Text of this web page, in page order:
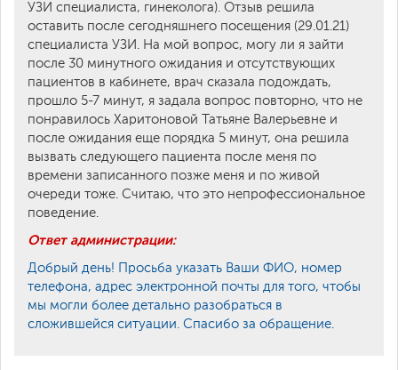
УЗИ специалиста, гинеколога). Отзыв решила
оставить после сегодняшнего посещения (29.01.21)
специалиста УЗИ. На мой вопрос, могу ли я зайти
после 30 минутного ожидания и отсутствующих
пациентов в кабинете, врач сказала подождать,
прошло 5-7 минут, я задала вопрос повторно, что не
понравилось Харитоновой Татьяне Валерьевне и
после ожидания еще порядка 5 минут, она решила
вызвать следующего пациента после меня по
времени записанного позже меня и по живой
очереди тоже. Считаю, что это непрофессиональное
поведение.
Ответ администрации:
Добрый день! Просьба указать Ваши ФИО, номер
телефона, адрес электронной почты для того, чтобы
мы могли более детально разобраться в
сложившейся ситуации. Спасибо за обращение.